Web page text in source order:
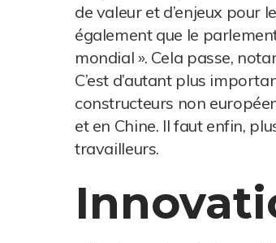
de valeur et d’enjeux pour
également que le
mondial ». Cela passe,
C’est d’autant plus
constructeurs non
et en Chine. Il faut enfin,
travailleurs.